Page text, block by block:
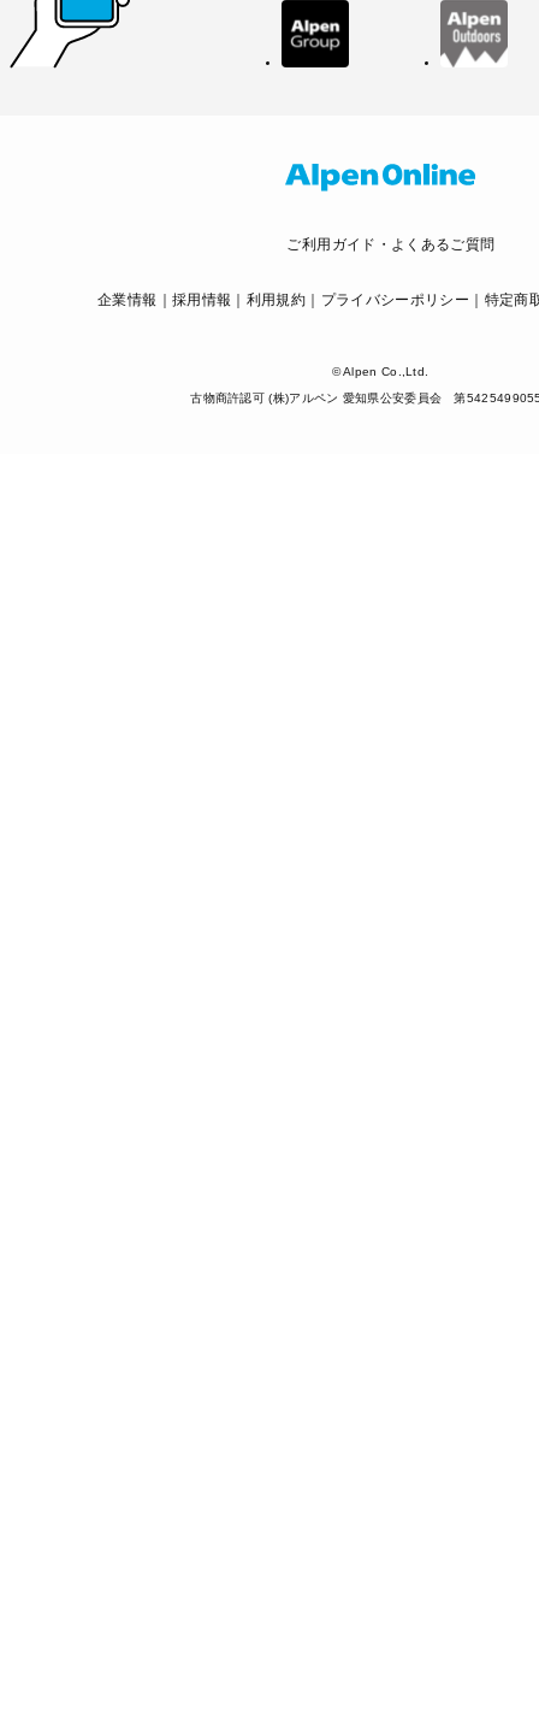
ご利用ガイド・よくあるご質問
企業情報 採用情報 利用規約 プライバシーポリシー 特定商
© Alpen Co.,Ltd.
古物商許認可 (株)アルペン 愛知県公安委員会 第